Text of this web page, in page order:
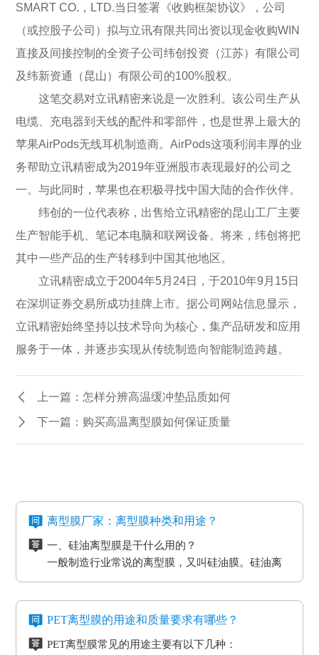
SMART CO.，LTD.当日签署《收购框架协议》，公司
（或控股子公司）拟与立讯有限共同出资以现金收购WIN
直接及间接控制的全资子公司纬创投资（江苏）有限公司
及纬新资通（昆山）有限公司的100%股权。
这笔交易对立讯精密来说是一次胜利。该公司生产从
电缆、充电器到天线的配件和零部件，也是世界上最大的
苹果AirPods无线耳机制造商。AirPods这项利润丰厚的业
务帮助立讯精密成为2019年亚洲股市表现最好的公司之
一。与此同时，苹果也在积极寻找中国大陆的合作伙伴。
纬创的一位代表称，出售给立讯精密的昆山工厂主要
生产智能手机、笔记本电脑和联网设备。将来，纬创将把
其中一些产品的生产转移到中国其他地区。
立讯精密成立于2004年5月24日，于2010年9月15日
在深圳证券交易所成功挂牌上市。据公司网站信息显示，
立讯精密始终坚持以技术导向为核心，集产品研发和应用
服务于一体，并逐步实现从传统制造向智能制造跨越。
上一篇：怎样分辨高温缓冲垫品质如何
下一篇：购买高温离型膜如何保证质量
离型膜厂家：离型膜种类和用途？
一、硅油离型膜是干什么用的？
一般制造行业常说的离型膜，又叫硅油膜。硅油离
型膜应用分成两类：模切制造行业的应用和石墨制
具备离型力匀称平稳、等特点，还可以按客户标准
氟素离型膜别称氟塑离型膜。这类离型膜是由表层
性。相对于硅胶带，具备优质的剥离特性。氟素离
三、非硅离型膜是干什么用的？
PET离型膜的用途和质量要求有哪些？
PET离型膜常见的用途主要有以下几种：